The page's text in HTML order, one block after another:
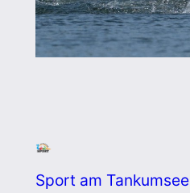
Sport am Tankumsee